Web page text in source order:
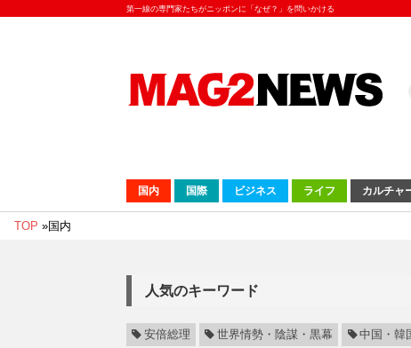
第一線の専門家たちがニッポンに「なぜ？」を問いかける
国内 国際 ビジネス ライフ カルチャ
TOP »国内
人気のキーワード
安倍総理 世界情勢・陰謀・黒幕 中国・韓